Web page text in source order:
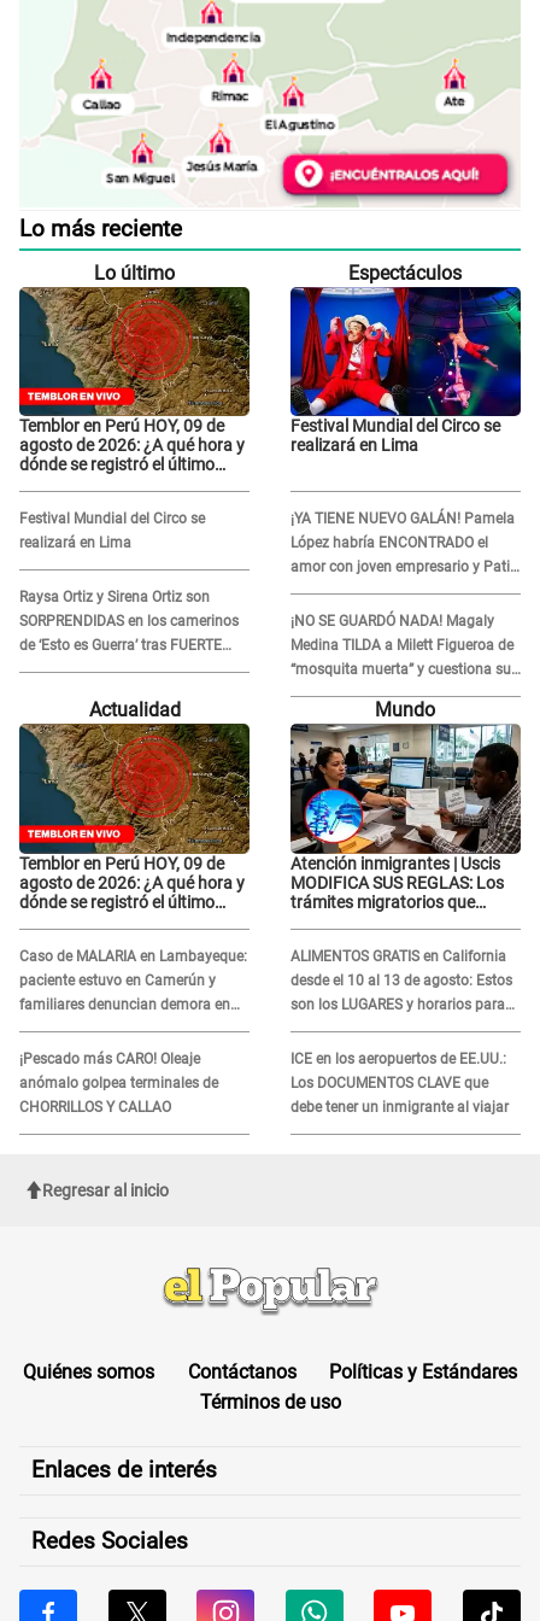
Lo más reciente
Lo último
Temblor en Perú HOY, 09 de
agosto de 2026: ¿A qué hora y
dónde se registró el último
Festival Mundial del Circo se
realizará en Lima
Raysa Ortiz y Sirena Ortiz son
SORPRENDIDAS en los camerinos
de ‘Esto es Guerra’ tras FUERTE
ENFRENTAMIENTO con Gabriel
Espectáculos
Festival Mundial del Circo se
realizará en Lima
¡YA TIENE NUEVO GALÁN! Pamela
López habría ENCONTRADO el
amor con joven empresario y Pati
Lorena la ECHA en VIVO
¡NO SE GUARDÓ NADA! Magaly
Medina TILDA a Milett Figueroa de
“mosquita muerta” y cuestiona su
RECONCILIACIÓN con Marcelo
Tinelli en TV argentina
Actualidad
Temblor en Perú HOY, 09 de
agosto de 2026: ¿A qué hora y
dónde se registró el último
Caso de MALARIA en Lambayeque:
paciente estuvo en Camerún y
familiares denuncian demora en
tratamiento
¡Pescado más CARO! Oleaje
anómalo golpea terminales de
CHORRILLOS Y CALLAO
Mundo
Atención inmigrantes | Uscis
MODIFICA SUS REGLAS: Los
trámites migratorios que
ALIMENTOS GRATIS en California
desde el 10 al 13 de agosto: Estos
son los LUGARES y horarios para
recibir la ayuda
ICE en los aeropuertos de EE.UU.:
Los DOCUMENTOS CLAVE que
debe tener un inmigrante al viajar
Regresar al inicio
Quiénes somos Contáctanos
Políticas y Estándares
Términos de uso
Enlaces de interés
Redes Sociales